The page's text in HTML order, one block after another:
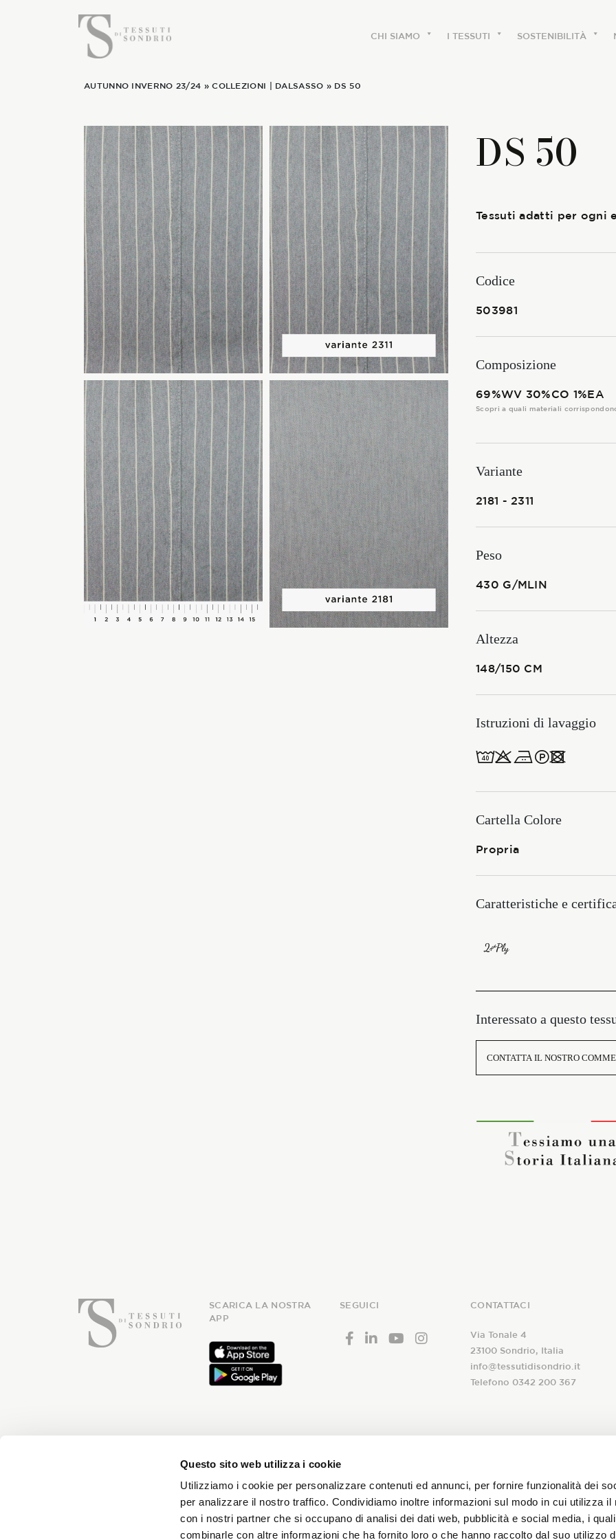
Questo sito web utilizza i cookie
Utilizziamo i cookie per personalizzare contenuti ed annunci, per fornire funzionalità dei
per analizzare il nostro traffico. Condividiamo inoltre informazioni sul modo in cui utilizza il
con i nostri partner che si occupano di analisi dei dati web, pubblicità e social media, i
combinarle con altre informazioni che ha fornito loro o che hanno raccolto dal suo utilizzo
CHI SIAMO I TESSUTI SOSTENIBILITÀ
AUTUNNO INVERNO 23/24 »COLLEZIONI DALSASSO » DS 50
DS 50
Tessuti adatti per ogni
Codice
503981
Composizione
69%WV 30%CO 1%EA
Scopri a quali materiali
Variante
2181 - 2311
Peso
430 G/MLIN
Altezza
148/150 CM
Istruzioni di lavaggio
8obWd
Cartella Colore
Propria
Caratteristiche e
Interessato a questo
CONTATTA IL NOSTRO
SCARICA LA NOSTRA
APP
SEGUICI CONTATTACI
Via Tonale 4
23100 Sondrio, Italia
info@tessutidisondrio.it
Telefono 0342 200 367
Iscriviti alla nostra
newsletter!
Riceverai news ogni mese e promozioni sui nostri tessuti!
A seguito dell’informativa
trattamento dei miei dati
newsletter aziendale
ITALIANO
ENGLISH
CHI SIAMO
Le etichette
La nostra storia
Lavora con noi
Share our fabrics
I TESSUTI
La Stagione Autunno/Inverno
La Stagione Primavera/Estate
Le sotto-collezioni
Le caratteristiche
SOSTENIBILITÀ
Heart for Earth
UpCycle
Certificazioni
Membership